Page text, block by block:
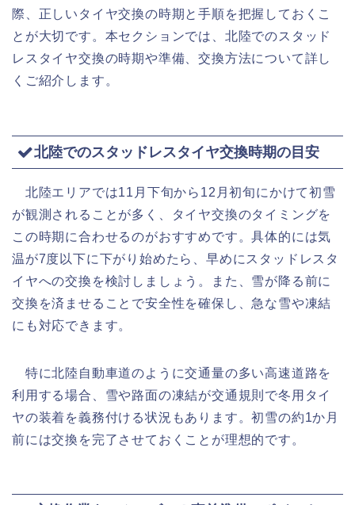
際、正しいタイヤ交換の時期と手順を把握しておくこ
とが大切です。本セクションでは、北陸でのスタッド
レスタイヤ交換の時期や準備、交換方法について詳し
くご紹介します。
北陸でのスタッドレスタイヤ交換時期の目安
北陸エリアでは11月下旬から12月初旬にかけて初雪
が観測されることが多く、タイヤ交換のタイミングを
この時期に合わせるのがおすすめです。具体的には気
温が7度以下に下がり始めたら、早めにスタッドレスタ
イヤへの交換を検討しましょう。また、雪が降る前に
交換を済ませることで安全性を確保し、急な雪や凍結
にも対応できます。
特に北陸自動車道のように交通量の多い高速道路を
利用する場合、雪や路面の凍結が交通規則で冬用タイ
ヤの装着を義務付ける状況もあります。初雪の約1か月
前には交換を完了させておくことが理想的です。